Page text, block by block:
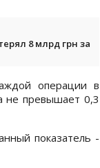
8 млрд грн за
операции в
не превышает 0,3
показатель -